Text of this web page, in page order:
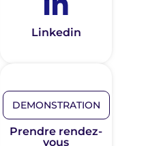
Linkedin
DEMONSTRATION
Prendre rendez-
vous